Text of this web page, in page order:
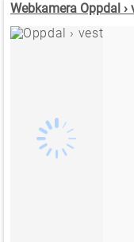
Webkamera Oppdal